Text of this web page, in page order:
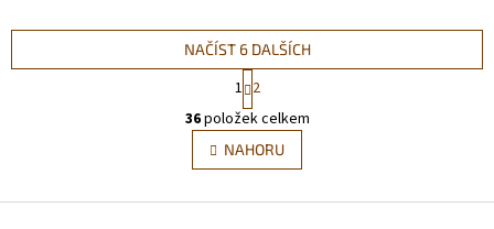
zbytečného tahání, řídké hroty
jsou výborné k...
O
v
l
á
NAČÍST 6 DALŠÍCH
S
t
r
á
n
k
v
1 2
36položek celkem
NAHORU